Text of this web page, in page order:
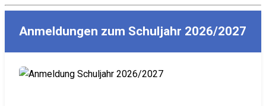
Anmeldungen zum Schuljahr 2026/2027